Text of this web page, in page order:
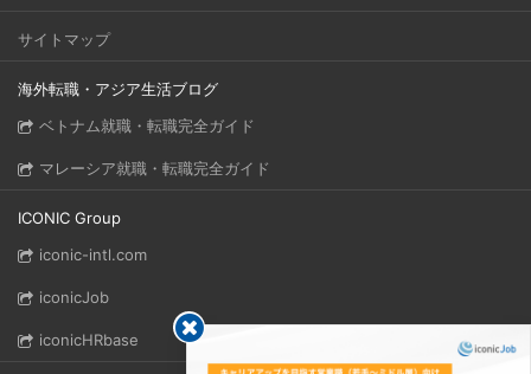
サイトマップ
海外転職・アジア生活ブログ
ベトナム就職・転職完全ガイド
マレーシア就職・転職完全ガイド
ICONIC Group
iconic-intl.com
iconicJob
iconicHRbase